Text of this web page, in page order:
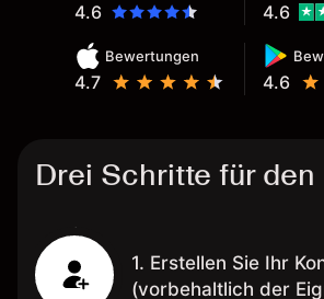
4.6
Bewertungen
4.7 4.6
4.6
Drei Schritte für den
1. Erstellen Sie Ihr
(vorbehaltlich der